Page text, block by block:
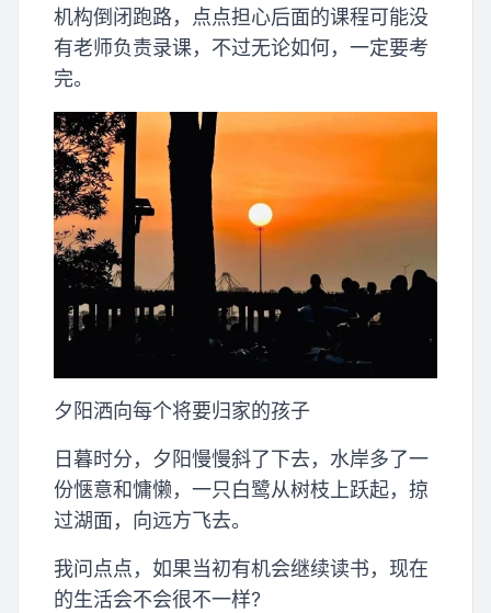
机构倒闭跑路，点点担心后面的课程可能没
有老师负责录课，不过无论如何，一定要考
完。
夕阳洒向每个将要归家的孩子
日暮时分，夕阳慢慢斜了下去，水岸多了一
份惬意和慵懒，一只白鹭从树枝上跃起，掠
过湖面，向远方飞去。
我问点点，如果当初有机会继续读书，现在
的生活会不会很不一样?